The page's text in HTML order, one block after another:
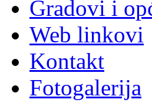
Gradovi i
Web linkovi
Kontakt
Fotogalerija